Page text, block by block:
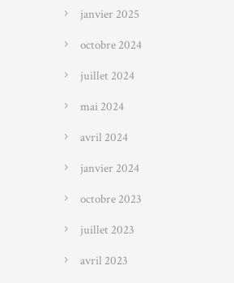
janvier 2025
octobre 2024
juillet 2024
mai 2024
avril 2024
janvier 2024
octobre 2023
juillet 2023
avril 2023